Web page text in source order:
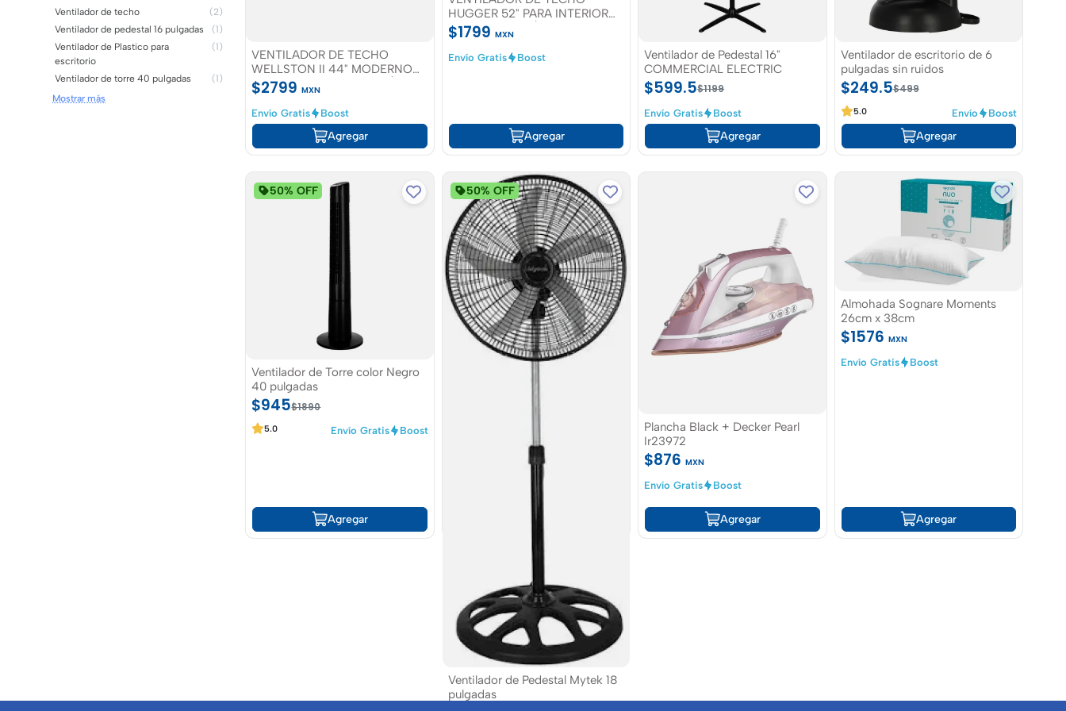
Ventilador de techo
(2)
Ventilador de pedestal 16 pulgadas
(1)
Ventilador de Plastico para
escritorio
(1)
Ventilador de torre 40 pulgadas
(1)
Mostrar más
VENTILADOR DE TECHO
WELLSTON II 44" MODERNO
CEPILLADO COLOR CAFÉ
MADERA
$2799MXN
Envío Gratis
Boost
Agregar
HUGGER 52" PARA INTERIOR
BRONCE / CAFÉ
$1799 MXN
Envío Gratis
Boost
Agregar
Ventilador de Pedestal 16"
COMMERCIAL ELECTRIC
$599.5$1199
Envío Gratis Boost
Agregar
Ventilador de escritorio de 6
pulgadas sin ruidos
$249.5$499
5.0 Envío Boost
Agregar
50% OFF
Ventilador de Torre color Negro
40 pulgadas
$945$1890
5.0 Envío Gratis Boost
Agregar
50% OFF
Ventilador de Pedestal Mytek 18
pulgadas
Plancha Black + Decker Pearl
Ir23972
$876MXN
Envío Gratis
Boost
Agregar
Almohada Sognare Moments
26cm x 38cm
$1576 MXN
Envío Gratis
Boost
Agregar